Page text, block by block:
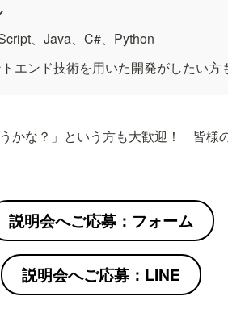
、Java、C#、Python
エンド技術を用いた開発がしたい方
かな？」という方も大歓迎！　皆
説明会へご応募：フォーム
説明会へご応募：LINE